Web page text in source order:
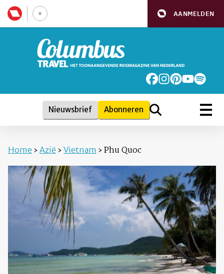
AANMELDEN
Nieuwsbrief Abonneren
Home › Azië › Vietnam › Phu Quoc